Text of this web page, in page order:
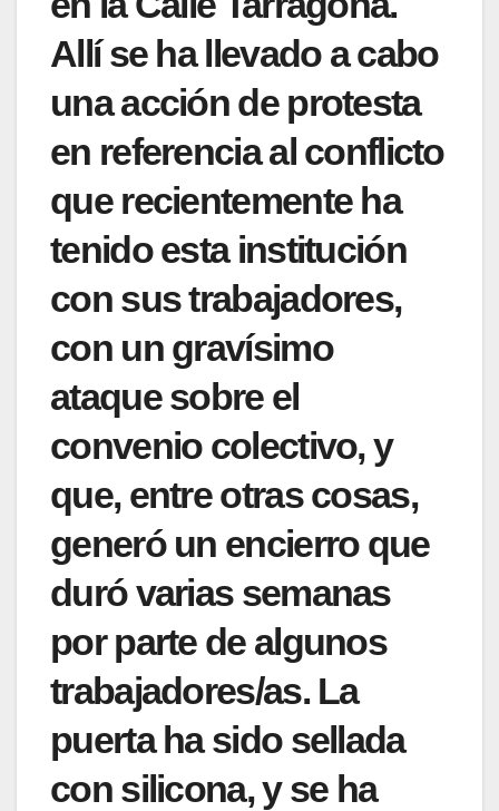
Allí se ha llevado a cabo
una acción de protesta
en referencia al conflicto
que recientemente ha
tenido esta institución
con sus trabajadores,
con un gravísimo
ataque sobre el
convenio colectivo, y
que, entre otras cosas,
generó un encierro que
duró varias semanas
por parte de algunos
trabajadores/as. La
puerta ha sido sellada
con silicona, y se ha